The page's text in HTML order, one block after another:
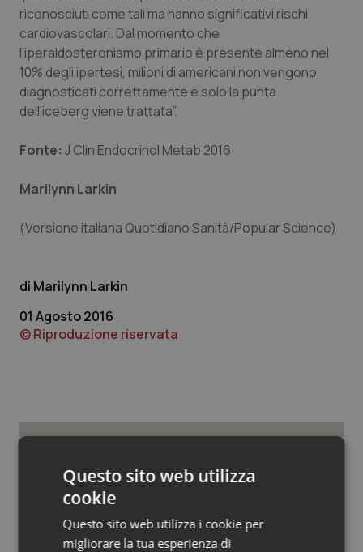
Sardegna
Sicilia
Toscana
Umbria
Valle D’Aosta
Veneto
Malattia di Crohn & Rettocolite Ulcerosa
Neuroscienze & patologie neurodegenerative
Obesità
Oftalmologia
Oncodermatologia
Oncoematologia
Psoriasi & pelle
Quotidiano Pediatria
Rene & patologie urogenitali
riconosciuti come tali ma hanno significativi rischi
cardiovascolari. Dal momento che
l’iperaldosteronismo primario è presente almeno nel
10% degli ipertesi, milioni di americani non vengono
diagnosticati correttamente e solo la punta
dell’iceberg viene trattata”.
Fonte: J Clin Endocrinol Metab 2016
Marilynn Larkin
(Versione italiana Quotidiano Sanità/Popular Science)
Marilynn Larkin
01 Agosto 2016
© Riproduzione riservata
Potrebbe interessarti in
Scienza e Farmaci
Ebola in Congo. Oms e Africa Cdc:
Questo sito web utilizza
cookie
Questo sito web utilizza i cookie per
migliorare la tua esperienza di